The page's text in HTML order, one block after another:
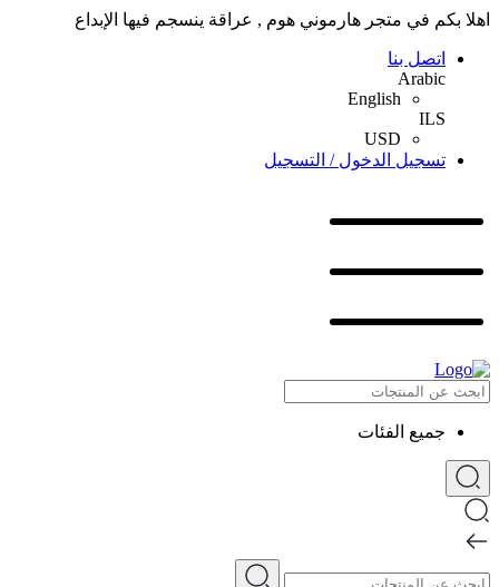
اهلا بكم في متجر هارموني هوم , عراقة ينسجم فيها الإبداع
اتصل بنا
Arabic
English
ILS
USD
تسجيل الدخول / التسجيل
جميع الفئات